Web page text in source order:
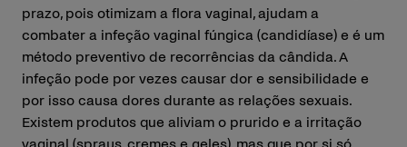
prazo, pois otimizam a flora vaginal, ajudam a
combater a infeção vaginal fúngica (candidíase) e é um
método preventivo de recorrências da cândida. A
infeção pode por vezes causar dor e sensibilidade e
por isso causa dores durante as relações sexuais.
Existem produtos que aliviam o prurido e a irritação
vaginal (sprays, cremes e geles), mas que por si só